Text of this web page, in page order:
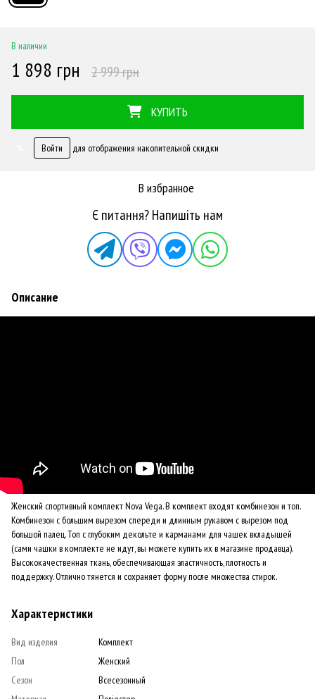
В наличии
1 898 грн 2 999 грн
КУПИТЬ
Войти для отображения накопительной скидки
В избранное
Є питання? Напишіть нам
Описание
Женский спортивный комплект Nova Vega. В комплект входят комбинезон и топ.
Комбинезон с большим вырезом спереди и длинным рукавом с вырезом под
большой палец. Топ с глубоким декольте и карманами для чашек вкладышей
(сами чашки в комплекте не идут, вы можете купить их в магазине продавца).
Высококачественная ткань, обеспечивающая эластичность, плотность и
поддержку. Отлично тянется и сохраняет форму после множества стирок.
Характеристики
Вид изделия
Комплект
Пол
Женский
Сезон
Всесезонный